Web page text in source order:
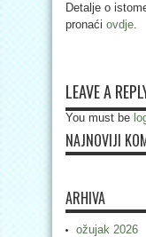
Detalje o
pronaći ovdje.
LEAVE A
You must be
NAJNOVIJI
ARHIVA
ožujak 2026